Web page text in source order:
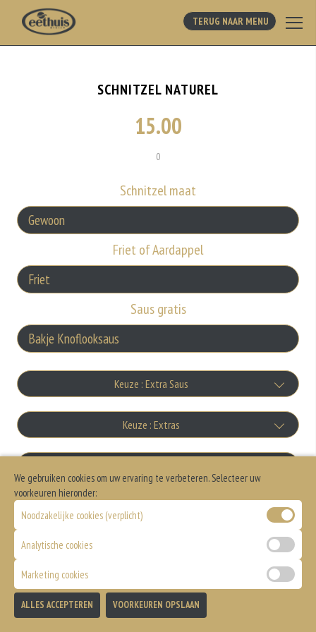
TERUG NAAR MENU
SCHNITZEL NATUREL
15.00
0
Schnitzel maat
Friet of Aardappel
Saus gratis
Keuze : Extra Saus
Bakje Knoflooksaus
+€0.75
+€0.75
Bakje Whiskeysaus
+€0.75
+€0.75
Bakje Curry
Keuze : Extras
Extra vlees
Extra salade
+€1.00
+€1.00
Extra kaas
Geen aangegeven allergenen.
We gebruiken cookies om uw ervaring te verbeteren. Selecteer uw
voorkeuren hieronder:
Noodzakelijke cookies (verplicht)
Analytische cookies
Marketing cookies
ALLES ACCEPTEREN VOORKEUREN OPSLAAN